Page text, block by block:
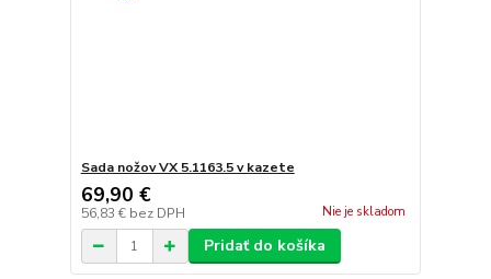
Sada nožov VX 5.1163.5 v kazete
69,90 €
56,83 € bez DPH Nie je skladom
Pridať do košíka